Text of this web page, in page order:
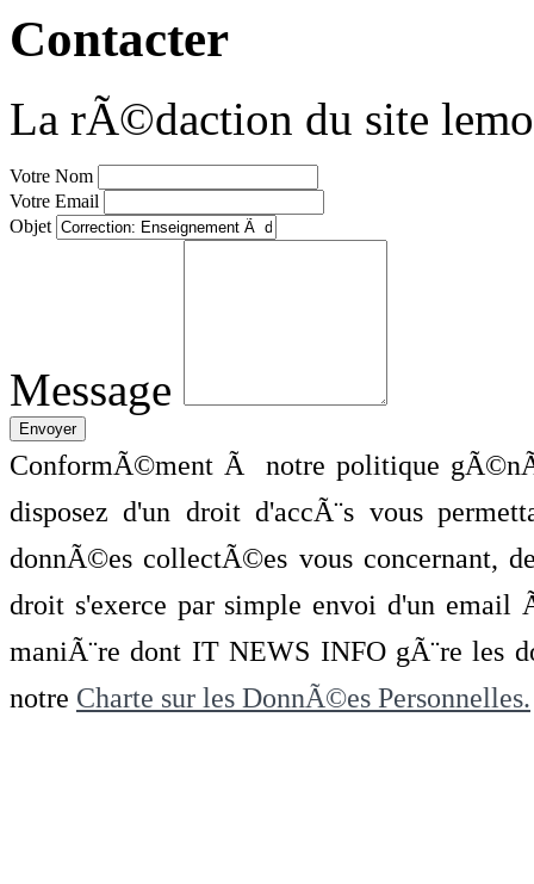
Contacter
La rÃ©daction du site
Votre Nom
Votre Email
Objet
Message
ConformÃ©ment Ã notre politique
disposez d'un droit d'accÃ¨s vous
donnÃ©es collectÃ©es vous concernant,
droit s'exerce par simple envoi d'un
maniÃ¨re dont IT NEWS INFO gÃ¨re les
notre Charte sur les DonnÃ©es Personnelles.